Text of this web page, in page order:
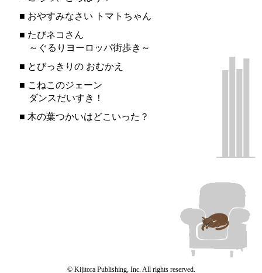
■ おやすみなさい トマトちゃん
■ たびネコさん
～ぐるりヨーロッパ街歩き～
■ とびっきりの おむかえ
■ こねこのジェーン
ダンスだいすき！
■ 木の葉つかいはどこいった？
© Kijitora Publishing, Inc. All rights reserved.